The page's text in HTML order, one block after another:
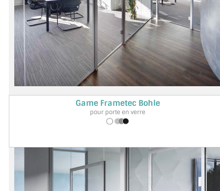
MIROIR ENCADRÉ
MIROIR TV
VERRE SUR MESURE
VERRE EXTRACLAIR
VERRE ANTI-REFLET
VERRE LAQUÉ/CRÉDENCE
Game Frametec Bohle
pour porte en verre